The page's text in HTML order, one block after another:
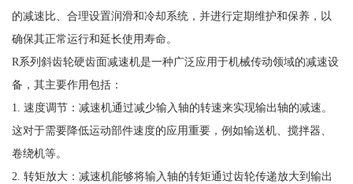
的减速比、合理设置润滑和冷却系统，并进行定期维护和保养，以
确保其正常运行和延长使用寿命。
R系列斜齿轮硬齿面减速机是一种广泛应用于机械传动领域的减速设
备，其主要作用包括：
1. 速度调节：减速机通过减少输入轴的转速来实现输出轴的减速。
这对于需要降低运动部件速度的应用重要，例如输送机、搅拌器、
卷绕机等。
2. 转矩放大：减速机能够将输入轴的转矩通过齿轮传递放大到输出